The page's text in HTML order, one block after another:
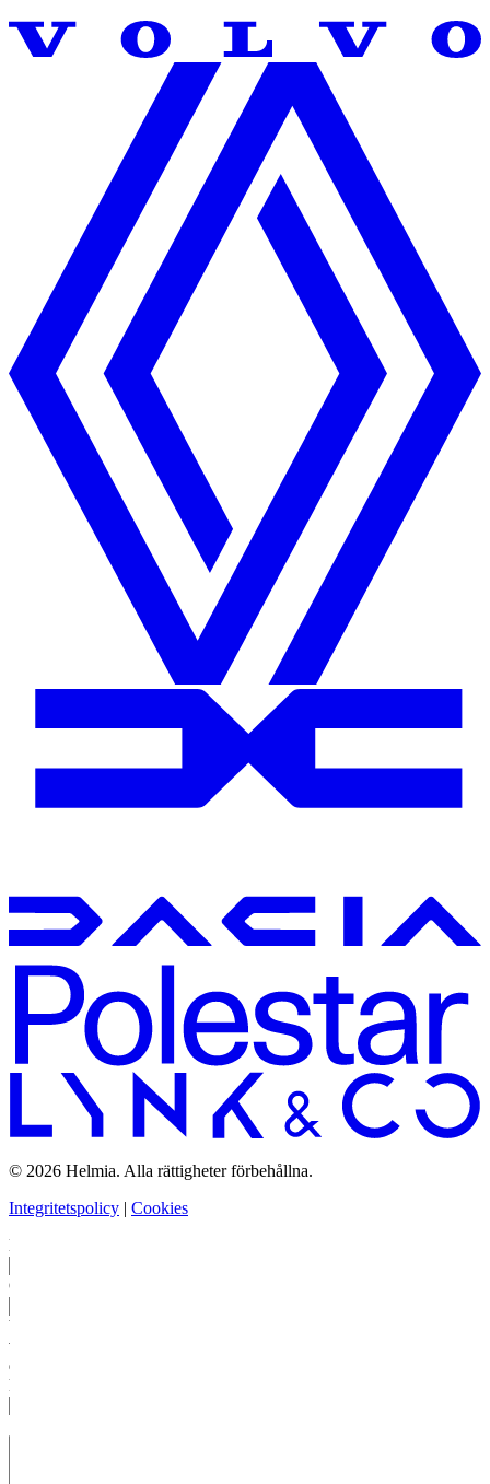
© 2026 Helmia. Alla rättigheter förbehållna.
Integritetspolicy | Cookies
Bolag
Ort
Vem
vill
du
kontakta?